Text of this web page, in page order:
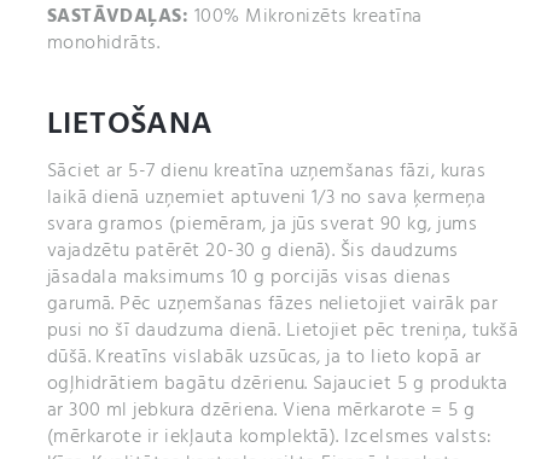
SASTĀVDAĻAS: 100% Mikronizēts kreatīna
monohidrāts.
LIETOŠANA
Sāciet ar 5-7 dienu kreatīna uzņemšanas fāzi, kuras
laikā dienā uzņemiet aptuveni 1/3 no sava ķermeņa
svara gramos (piemēram, ja jūs sverat 90 kg, jums
vajadzētu patērēt 20-30 g dienā). Šis daudzums
jāsadala maksimums 10 g porcijās visas dienas
garumā. Pēc uzņemšanas fāzes nelietojiet vairāk par
pusi no šī daudzuma dienā. Lietojiet pēc treniņa, tukšā
dūšā. Kreatīns vislabāk uzsūcas, ja to lieto kopā ar
ogļhidrātiem bagātu dzērienu. Sajauciet 5 g produkta
ar 300 ml jebkura dzēriena. Viena mērkarote = 5 g
(mērkarote ir iekļauta komplektā). Izcelsmes valsts: